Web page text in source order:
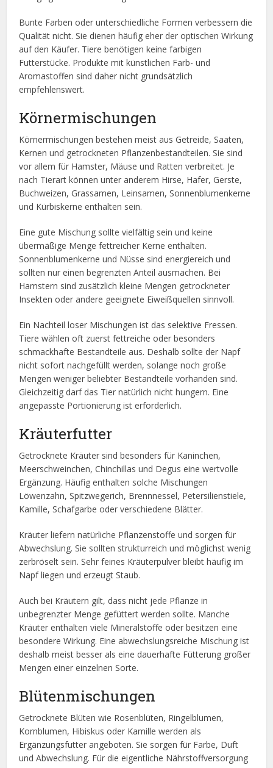
Bunte Farben oder unterschiedliche Formen verbessern die
Qualität nicht. Sie dienen häufig eher der optischen Wirkung
auf den Käufer. Tiere benötigen keine farbigen
Futterstücke. Produkte mit künstlichen Farb- und
Aromastoffen sind daher nicht grundsätzlich
empfehlenswert.
Körnermischungen
Körnermischungen bestehen meist aus Getreide, Saaten,
Kernen und getrockneten Pflanzenbestandteilen. Sie sind
vor allem für Hamster, Mäuse und Ratten verbreitet. Je
nach Tierart können unter anderem Hirse, Hafer, Gerste,
Buchweizen, Grassamen, Leinsamen, Sonnenblumenkerne
und Kürbiskerne enthalten sein.
Eine gute Mischung sollte vielfältig sein und keine
übermäßige Menge fettreicher Kerne enthalten.
Sonnenblumenkerne und Nüsse sind energiereich und
sollten nur einen begrenzten Anteil ausmachen. Bei
Hamstern sind zusätzlich kleine Mengen getrockneter
Insekten oder andere geeignete Eiweißquellen sinnvoll.
Ein Nachteil loser Mischungen ist das selektive Fressen.
Tiere wählen oft zuerst fettreiche oder besonders
schmackhafte Bestandteile aus. Deshalb sollte der Napf
nicht sofort nachgefüllt werden, solange noch große
Mengen weniger beliebter Bestandteile vorhanden sind.
Gleichzeitig darf das Tier natürlich nicht hungern. Eine
angepasste Portionierung ist erforderlich.
Kräuterfutter
Getrocknete Kräuter sind besonders für Kaninchen,
Meerschweinchen, Chinchillas und Degus eine wertvolle
Ergänzung. Häufig enthalten solche Mischungen
Löwenzahn, Spitzwegerich, Brennnessel, Petersilienstiele,
Kamille, Schafgarbe oder verschiedene Blätter.
Kräuter liefern natürliche Pflanzenstoffe und sorgen für
Abwechslung. Sie sollten strukturreich und möglichst wenig
zerbröselt sein. Sehr feines Kräuterpulver bleibt häufig im
Napf liegen und erzeugt Staub.
Auch bei Kräutern gilt, dass nicht jede Pflanze in
unbegrenzter Menge gefüttert werden sollte. Manche
Kräuter enthalten viele Mineralstoffe oder besitzen eine
besondere Wirkung. Eine abwechslungsreiche Mischung ist
deshalb meist besser als eine dauerhafte Fütterung großer
Mengen einer einzelnen Sorte.
Blütenmischungen
Getrocknete Blüten wie Rosenblüten, Ringelblumen,
Kornblumen, Hibiskus oder Kamille werden als
Ergänzungsfutter angeboten. Sie sorgen für Farbe, Duft
und Abwechslung. Für die eigentliche Nährstoffversorgung